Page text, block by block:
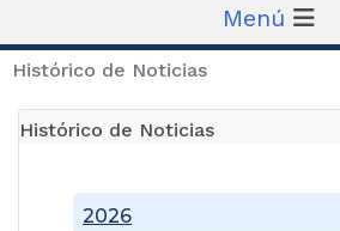
Menú
Histórico de Noticias
Histórico de Noticias
2026